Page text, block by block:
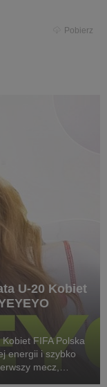
Pobierz
U-20 Kobiet
FIFA Polska
energii i szybko
mecz,